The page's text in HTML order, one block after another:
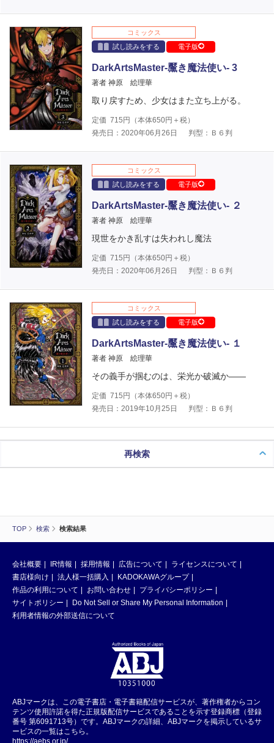
TOP 検索 検索結果
コミックス
試し読みをする
電子版
DarkArtsMaster-黶き魔法使い- 3
著者 神原 絵理華
取り戻すため、少女はまた立ち上がる。
定価 715 円（本体650円＋税）
発売日：2020年06月26日
判型：Ｂ６判
コミックス
試し読みをする
電子版
DarkArtsMaster-黶き魔法使い- ２
著者 神原 絵理華
現世をかき乱すは失われし魔法
定価 715 円（本体650円＋税）
発売日：2020年06月26日
判型：Ｂ６判
コミックス
試し読みをする
電子版
DarkArtsMaster-黶き魔法使い- １
著者 神原 絵理華
その義手が掴むのは、栄光か破滅か――
定価 715 円（本体650円＋税）
発売日：2019年10月25日
判型：Ｂ６判
再検索
会社概要 IR情報 採用情報 広告について
ライセンスについて
書店様向け
法人様一括購入
KADOKAWAグループ
作品の利用について
お問い合わせ
プライバシーポリシー
サイトポリシー
Do Not Sell or Share My Personal Information
利用者情報の外部送信について
ABJマークは、この電子書店・電子書籍配信サービスが、著作権者からコン
テンツ使用許諾を得た正規版配信サービスであることを示す登録商標（登録
番号 第6091713号）です。ABJマークの詳細、ABJマークを掲示しているサ
ービスの一覧はこちら。